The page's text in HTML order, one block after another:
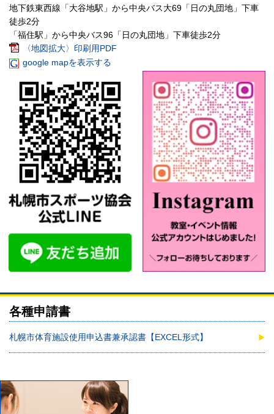
地下鉄東西線「大谷地駅」から中央バス大69「日の丸団地」下車
徒歩2分
「福住駅」から中央バス96「日の丸団地」下車徒歩2分
〈地図拡大〉印刷用PDF
google mapを表示する
各種申請書
札幌市体育施設使用申込書兼承認書【EXCEL形式】